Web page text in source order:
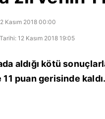
Kasım 2018 00:00
12 Kasım 2018 19:05
aldığı kötü
puan gerisinde